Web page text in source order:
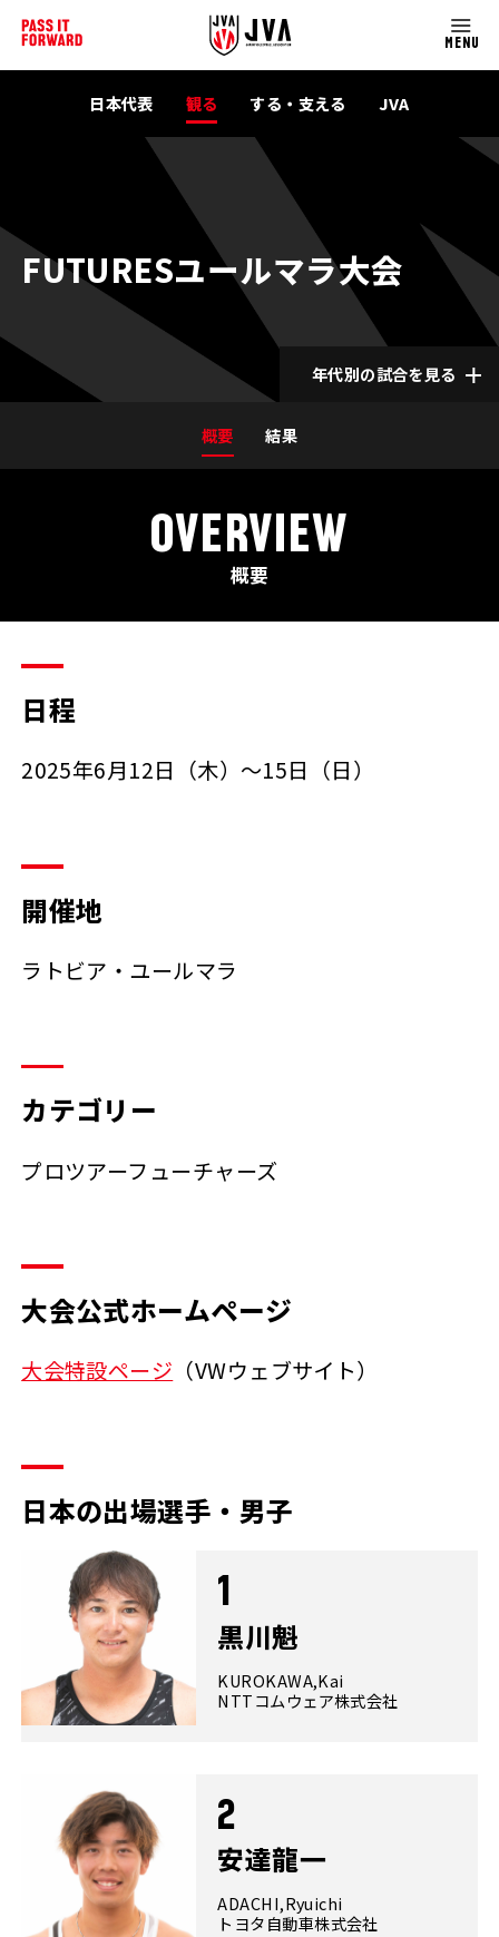
MENU
日本代表 観る する・支える JVA
FUTURESユールマラ大会
年代別の試合を見る
概要 結果
OVERVIEW
概要
日程
2025年6月12日（木）～15日（日）
開催地
ラトビア・ユールマラ
カテゴリー
プロツアーフューチャーズ
大会公式ホームページ
大会特設ページ （VWウェブサイト）
日本の出場選手・男子
1
黒川魁
KUROKAWA,Kai
NTTコムウェア株式会社
2
安達龍一
ADACHI,Ryuichi
トヨタ自動車株式会社